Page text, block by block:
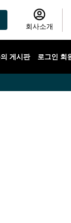
회사소개
게시판 로그인 회